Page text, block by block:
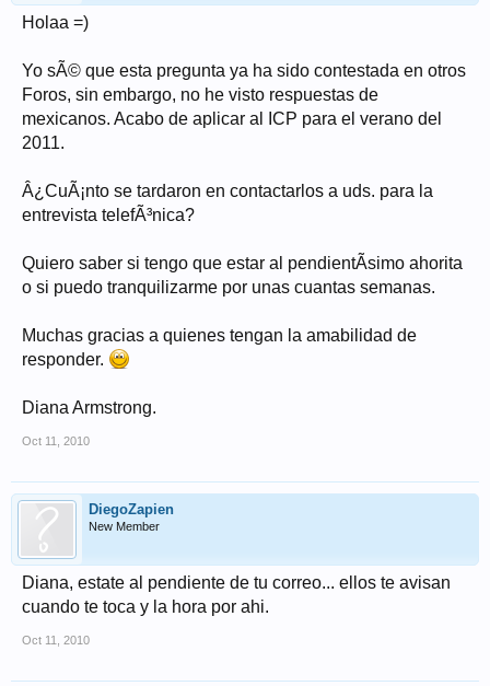
Holaa =)
Yo sÃ© que esta pregunta ya ha sido contestada en otros
Foros, sin embargo, no he visto respuestas de
mexicanos. Acabo de aplicar al ICP para el verano del
2011.
Â¿CuÃ¡nto se tardaron en contactarlos a uds. para la
entrevista telefÃ³nica?
Quiero saber si tengo que estar al pendientÃ­simo ahorita
o si puedo tranquilizarme por unas cuantas semanas.
Muchas gracias a quienes tengan la amabilidad de
responder.
Diana Armstrong.
Oct 11, 2010
DiegoZapien
New Member
Diana, estate al pendiente de tu correo... ellos te avisan
cuando te toca y la hora por ahi.
Oct 11, 2010